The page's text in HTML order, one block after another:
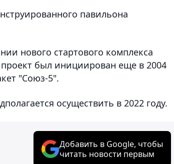
павильона
нового стартового комплекса
проект был инициирован еще в 2004
"Союз-5".
осуществить в 2022 году.
Добавить в Google, чтобы
читать новости первым